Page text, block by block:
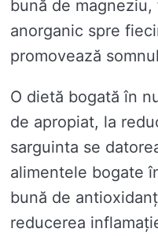
bună de
anorganic spre
promovează
O dietă bogată în
de apropiat, la
sarguinta se
alimentele bogate
bună de
reducerea